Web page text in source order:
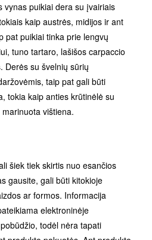
vynas puikiai dera su įvairiais
kaip austrės, midijos ir ant
pat puikiai tinka prie lengvų
tuno tartaro, lašišos carpaccio
Derės su švelnių sūrių
taip pat gali būti
tokia kaip anties krūtinėlė su
vištiena.
šiek tiek skirtis nuo esančios
gausite, gali būti kitokioje
ar formos. Informacija
elektroninėje
todėl nėra tapati